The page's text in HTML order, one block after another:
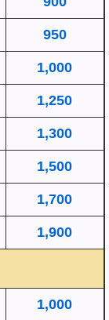
950
1,000
1,250
1,300
1,500
1,700
1,900
1,000